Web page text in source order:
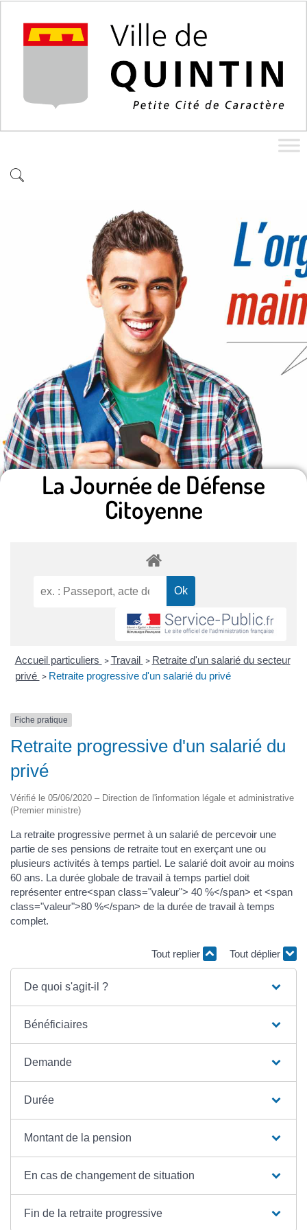
La Journée de Défense
Citoyenne
Accueil particuliers > Travail > Retraite d'un salarié du secteur
privé > Retraite progressive d'un salarié du privé
Fiche pratique
Retraite progressive d'un salarié du
privé
Vérifié le 05/06/2020 – Direction de l'information légale et administrative
(Premier ministre)
La retraite progressive permet à un salarié de percevoir une
partie de ses pensions de retraite tout en exerçant une ou
plusieurs activités à temps partiel. Le salarié doit avoir au moins
60 ans. La durée globale de travail à temps partiel doit
représenter entre<span class="valeur"> 40 %</span> et <span
class="valeur">80 %</span> de la durée de travail à temps
complet.
Tout replier Tout déplier
De quoi s'agit-il ?
Bénéficiaires
Demande
Durée
Montant de la pension
En cas de changement de situation
Fin de la retraite progressive